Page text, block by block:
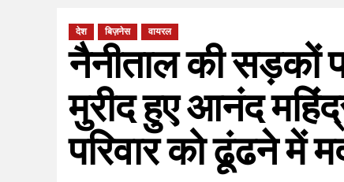
देश बिज़नेस वायरल
नैनीताल की सड़कों
मुरीद हुए आनंद
परिवार को ढूंढने में